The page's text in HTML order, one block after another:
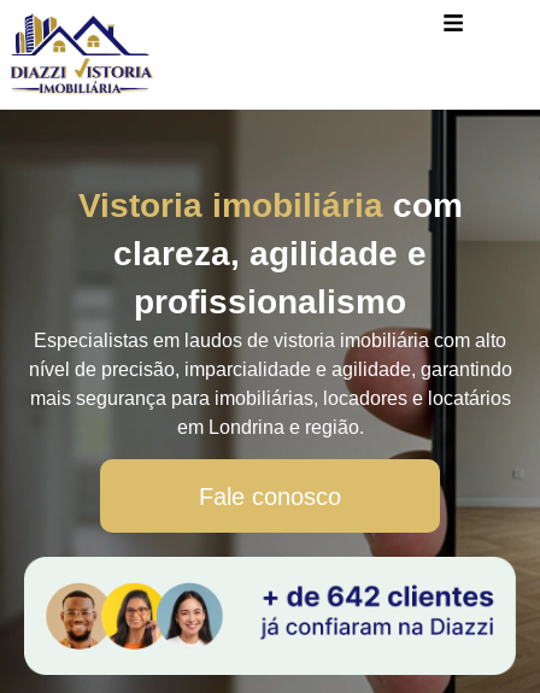
Vistoria imobiliáriacom
clareza, agilidade e
profissionalismo
Especialistas em laudos de vistoria imobiliária com alto
nível de precisão, imparcialidade e agilidade, garantindo
mais segurança para imobiliárias, locadores e locatários
em Londrina e região.
Fale conosco